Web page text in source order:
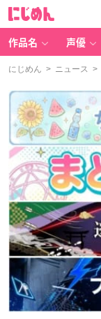
作品名 声優
にじめん > ニュース >